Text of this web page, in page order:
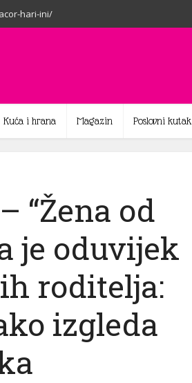
hari-ini/
Kuća i hrana Magazin Poslovni kutak
“Žena od
je oduvijek
roditelja:
izgleda